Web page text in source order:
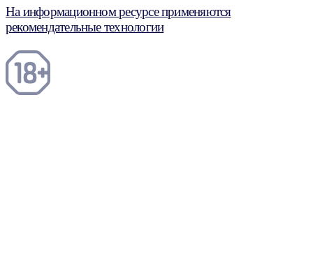
На информационном ресурсе применяются
рекомендательные технологии